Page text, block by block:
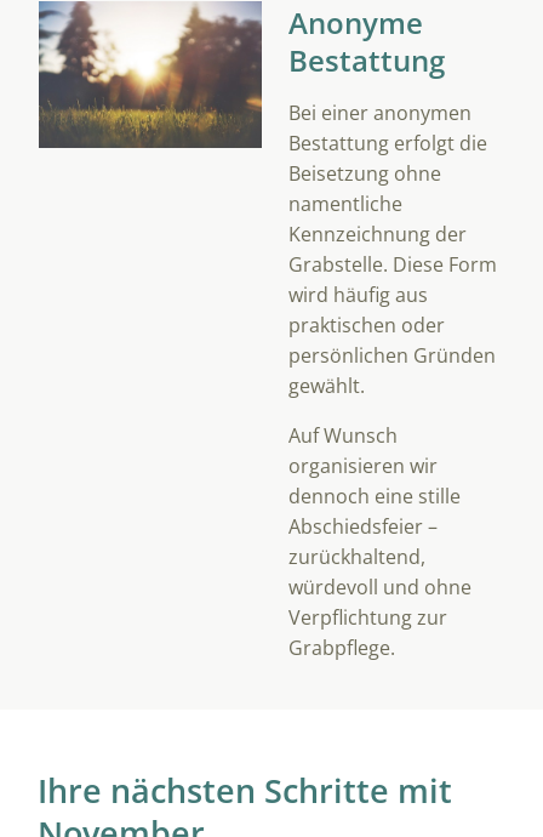
Anonyme
Bestattung
Bei einer anonymen
Bestattung erfolgt die
Beisetzung ohne
namentliche
Kennzeichnung der
Grabstelle. Diese Form
wird häufig aus
praktischen oder
persönlichen Gründen
gewählt.
Auf Wunsch
organisieren wir
dennoch eine stille
Abschiedsfeier –
zurückhaltend,
würdevoll und ohne
Verpflichtung zur
Grabpflege.
Ihre nächsten Schritte mit